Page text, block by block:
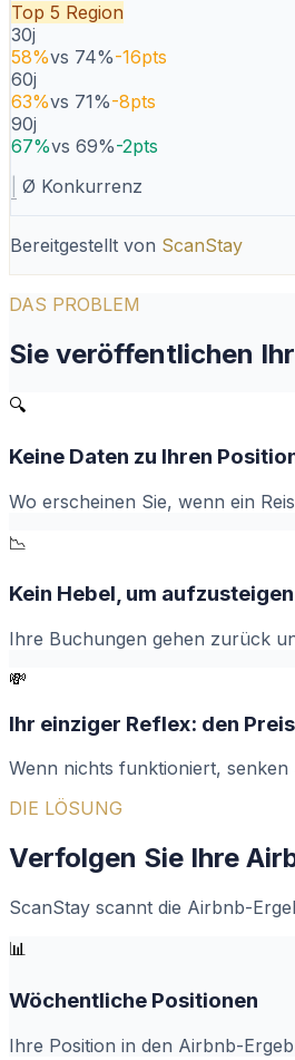
Top 5 Region
30j
58%vs 74%-16pts
60j
63%vs 71%-8pts
90j
67%vs 69%-2pts
Ø Konkurrenz
Bereitgestellt von ScanStay
DAS PROBLEM
Sie veröffentlichen
🔍
Keine Daten zu Ihren
Wo erscheinen Sie, wenn ein
📉
Kein Hebel, um aufzusteigen
Ihre Buchungen gehen zurück
💸
Ihr einziger Reflex: den
Wenn nichts funktioniert,
DIE LÖSUNG
Verfolgen Sie Ihre
ScanStay scannt die Airbnb-
📊
Wöchentliche Positionen
Ihre Position in den Airbnb-